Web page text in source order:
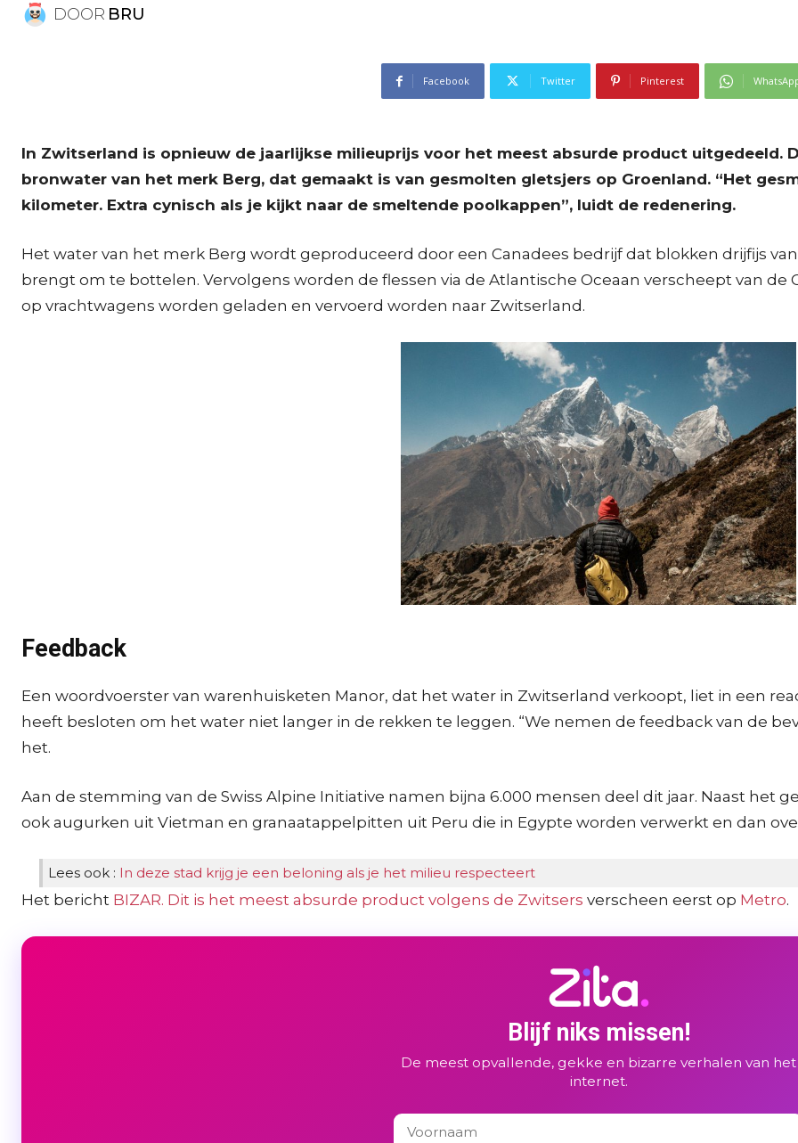
DOOR BRU
Facebook Twitter Pinterest
In Zwitserland is opnieuw de jaarlijkse milieuprijs voor het meest absurde product uitgedeeld.
bronwater van het merk Berg, dat gemaakt is van gesmolten gletsjers op Groenland. “Het
kilometer. Extra cynisch als je kijkt naar de smeltende poolkappen”, luidt de redenering.
Het water van het merk Berg wordt geproduceerd door een Canadees bedrijf dat blokken drijfijs
brengt om te bottelen. Vervolgens worden de flessen via de Atlantische Oceaan verscheept van de
op vrachtwagens worden geladen en vervoerd worden naar Zwitserland.
Feedback
Een woordvoerster van warenhuisketen Manor, dat het water in Zwitserland verkoopt, liet in een
heeft besloten om het water niet langer in de rekken te leggen. “We nemen de feedback van de
het.
Aan de stemming van de Swiss Alpine Initiative namen bijna 6.000 mensen deel dit jaar. Naast
ook augurken uit Vietman en granaatappelpitten uit Peru die in Egypte worden verwerkt en dan
Lees ook : In deze stad krijg je een beloning als je het milieu respecteert
Het bericht BIZAR. Dit is het meest absurde product volgens de Zwitsers verscheen eerst op Metro.
Blijf niks missen!
De meest opvallende, gekke en bizarre verhalen van het
internet.